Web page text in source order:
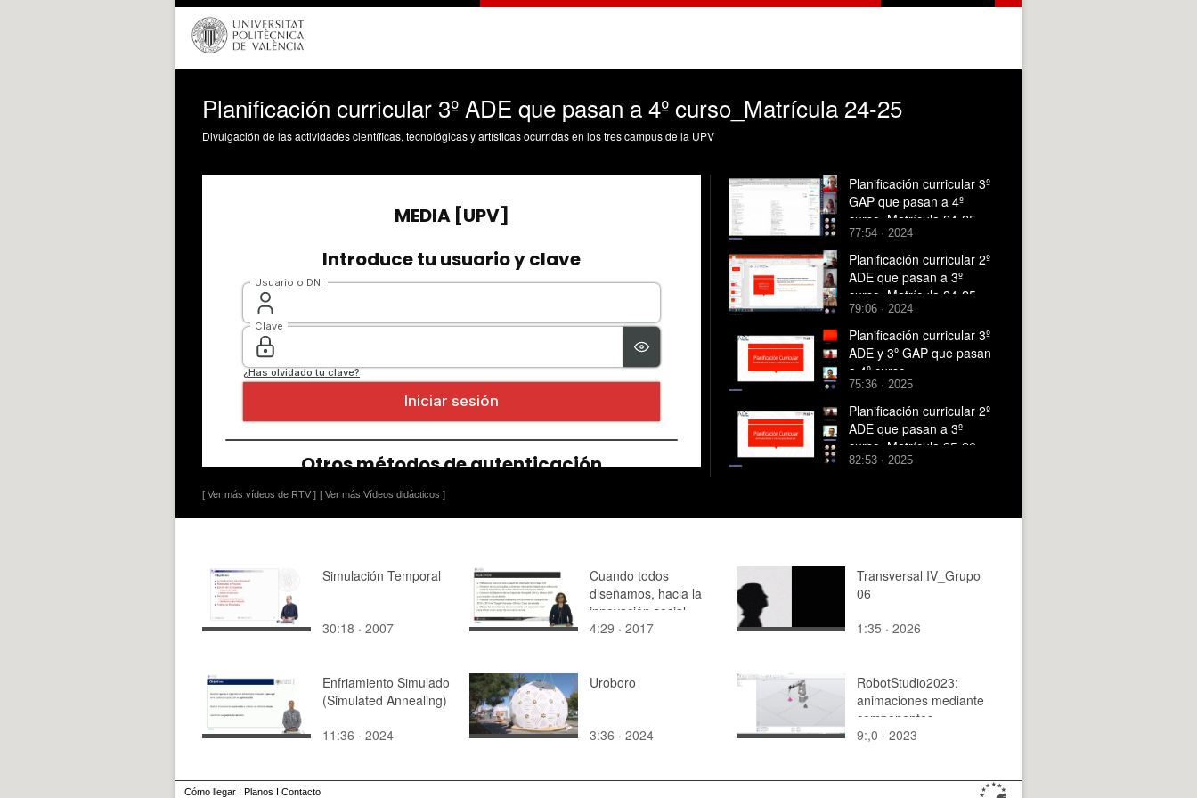
Planificación curricular 3º ADE que pasan a 4º curso_Matrícula 24-25
Divulgación de las actividades científicas, tecnológicas y artísticas ocurridas en los tres campus de la UPV
[ Ver más vídeos de RTV ] [ Ver más Vídeos didácticos ]
Planificación curricular 3º
GAP que pasan a 4º
curso_Matrícula 24-25
77:54 · 2024
Planificación curricular 2º
ADE que pasan a 3º
curso_Matrícula 24-25
79:06 · 2024
Planificación curricular 3º
ADE y 3º GAP que pasan
a 4º curso +
TFG_Matrícula 25-26
75:36 · 2025
Planificación curricular 2º
ADE que pasan a 3º
curso_Matrícula 25-26
82:53 · 2025
Simulación Temporal
30:18 · 2007
Cuando todos
diseñamos, hacia la
innovación social.
Parte 1.
4:29 · 2017
Transversal IV_Grupo
06
1:35 · 2026
Enfriamiento Simulado
(Simulated Annealing)
11:36 · 2024
Uroboro
3:36 · 2024
RobotStudio2023:
animaciones mediante
componentes
inteligentes (II)
9:,0 · 2023
Cómo llegar I Planos I Contacto